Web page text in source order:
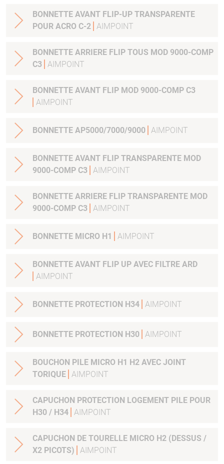
BONNETTE AVANT FLIP-UP TRANSPARENTE
POUR ACRO C-2 AIMPOINT
BONNETTE ARRIERE FLIP TOUS MOD 9000-COMP
C3
AIMPOINT
BONNETTE AVANT FLIP MOD 9000-COMP C3
AIMPOINT
BONNETTE AP5000/7000/9000 AIMPOINT
BONNETTE AVANT FLIP TRANSPARENTE MOD
9000-COMP C3
AIMPOINT
BONNETTE ARRIERE FLIP TRANSPARENTE MOD
9000-COMP C3
AIMPOINT
BONNETTE MICRO H1 AIMPOINT
BONNETTE AVANT FLIP UP AVEC FILTRE ARD
AIMPOINT
BONNETTE PROTECTION H34 AIMPOINT
BONNETTE PROTECTION H30 AIMPOINT
BOUCHON PILE MICRO H1 H2 AVEC JOINT
TORIQUE AIMPOINT
CAPUCHON PROTECTION LOGEMENT PILE POUR
H30 / H34 AIMPOINT
CAPUCHON DE TOURELLE MICRO H2 (DESSUS /
X2 PICOTS)
AIMPOINT